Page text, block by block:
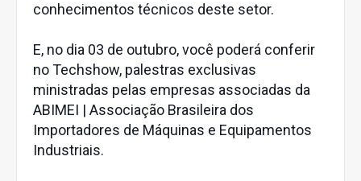
conhecimentos técnicos deste setor.
E, no dia 03 de outubro, você poderá conferir
no Techshow, palestras exclusivas
ministradas pelas empresas associadas da
ABIMEI | Associação Brasileira dos
Importadores de Máquinas e Equipamentos
Industriais.